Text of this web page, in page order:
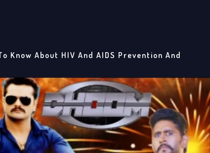
Know About HIV And AIDS Prevention And